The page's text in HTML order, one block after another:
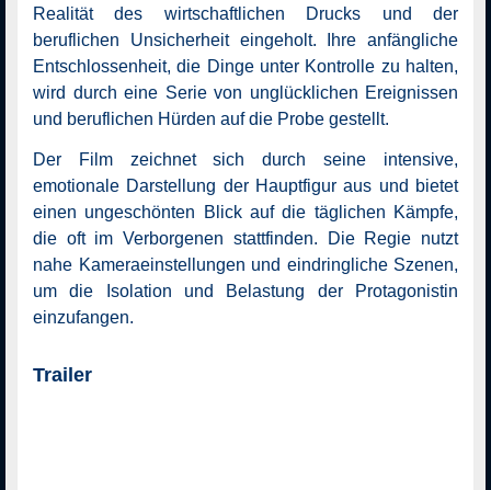
Realität des wirtschaftlichen Drucks und der
beruflichen Unsicherheit eingeholt. Ihre anfängliche
Entschlossenheit, die Dinge unter Kontrolle zu halten,
wird durch eine Serie von unglücklichen Ereignissen
und beruflichen Hürden auf die Probe gestellt.
Der Film zeichnet sich durch seine intensive,
emotionale Darstellung der Hauptfigur aus und bietet
einen ungeschönten Blick auf die täglichen Kämpfe,
die oft im Verborgenen stattfinden. Die Regie nutzt
nahe Kameraeinstellungen und eindringliche Szenen,
um die Isolation und Belastung der Protagonistin
einzufangen.
Trailer